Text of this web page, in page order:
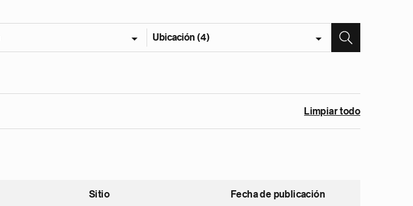
Ubicación (4)
Limpiar todo
Sitio Fecha de publicación